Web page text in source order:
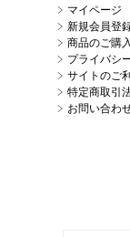
マイページ
新規会員登
商品のご購
プライバシ
サイトのご
特定商取引
お問い合わ